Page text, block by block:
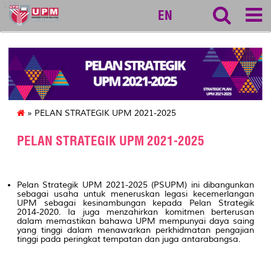
127
EN
» PELAN STRATEGIK UPM 2021-2025
PELAN STRATEGIK UPM 2021-2025
Pelan Strategik UPM 2021-2025 (PSUPM) ini dibangunkan
sebagai usaha untuk meneruskan legasi kecemerlangan
UPM sebagai kesinambungan kepada Pelan Strategik
2014-2020. Ia juga menzahirkan komitmen berterusan
dalam memastikan bahawa UPM mempunyai daya saing
yang tinggi dalam menawarkan perkhidmatan pengajian
tinggi pada peringkat tempatan dan juga antarabangsa.